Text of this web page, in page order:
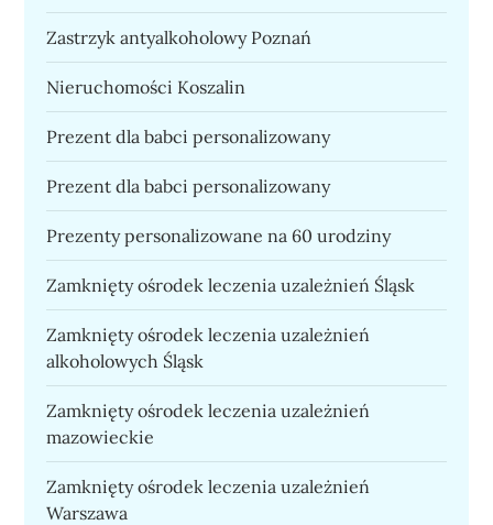
Zastrzyk antyalkoholowy Poznań
Nieruchomości Koszalin
Prezent dla babci personalizowany
Prezent dla babci personalizowany
Prezenty personalizowane na 60 urodziny
Zamknięty ośrodek leczenia uzależnień Śląsk
Zamknięty ośrodek leczenia uzależnień
alkoholowych Śląsk
Zamknięty ośrodek leczenia uzależnień
mazowieckie
Zamknięty ośrodek leczenia uzależnień
Warszawa